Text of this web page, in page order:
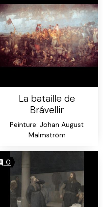
La bataille de
Brávellir
Peinture: Johan August
Malmström
0